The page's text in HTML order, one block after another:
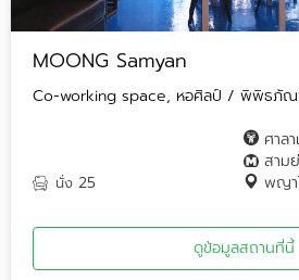
MOONG Samyan
Co-working space, หอศิลป์ / พิพิธภั
นั่ง 25
ศาล
สาม
พญา
ดูข้อมูลสถานที่นี้